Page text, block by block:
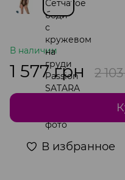
В наличии
1 577 грн 2
В избранное